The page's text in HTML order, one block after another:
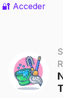
🔐 Acceder